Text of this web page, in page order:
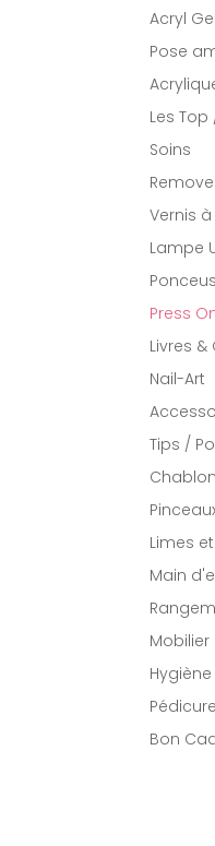
Acryl
Pose
Les Top
Soins
Vernis
Lampe
Press
Livres
Nail-Art
Tips /
Limes
Main
Hygiène
Pédicure
Bon